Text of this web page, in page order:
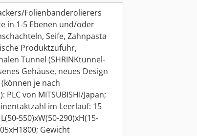
Folienbanderolierers
in 1-5 Ebenen und/oder
Seife, Zahnpasta
Produktzufuhr,
Tunnel (SHRINKtunnel-
Gehäuse, neues Design
je nach
von MITSUBISHI/Japan;
im Leerlauf: 15
550)xW(50-290)xH(15-
Gewicht